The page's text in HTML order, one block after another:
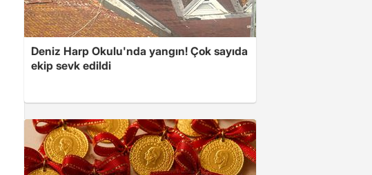
Deniz Harp Okulu'nda yangın! Çok sayıda
ekip sevk edildi